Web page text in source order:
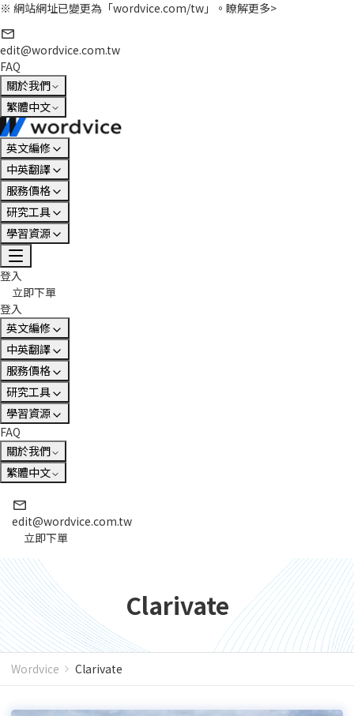
※ 網站網址已變更為「wordvice.com/tw」。 瞭解更多>
edit@wordvice.com.tw
FAQ
關於我們
繁體中文
英文編修
中英翻譯
服務價格
研究工具
學習資源
登入
立即下單
登入
英文編修
中英翻譯
服務價格
研究工具
學習資源
FAQ
關於我們
繁體中文
edit@wordvice.com.tw
立即下單
Clarivate
Wordvice Clarivate